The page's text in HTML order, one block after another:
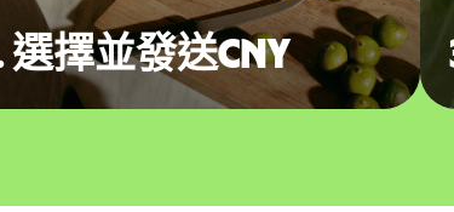
選擇並發送CNY